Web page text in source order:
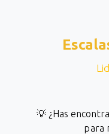
💡 ¿Has
para